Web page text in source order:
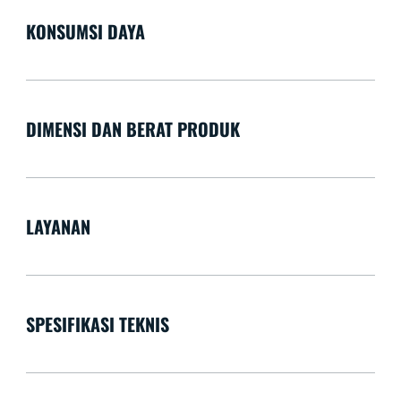
KONSUMSI DAYA
DIMENSI DAN BERAT PRODUK
LAYANAN
SPESIFIKASI TEKNIS